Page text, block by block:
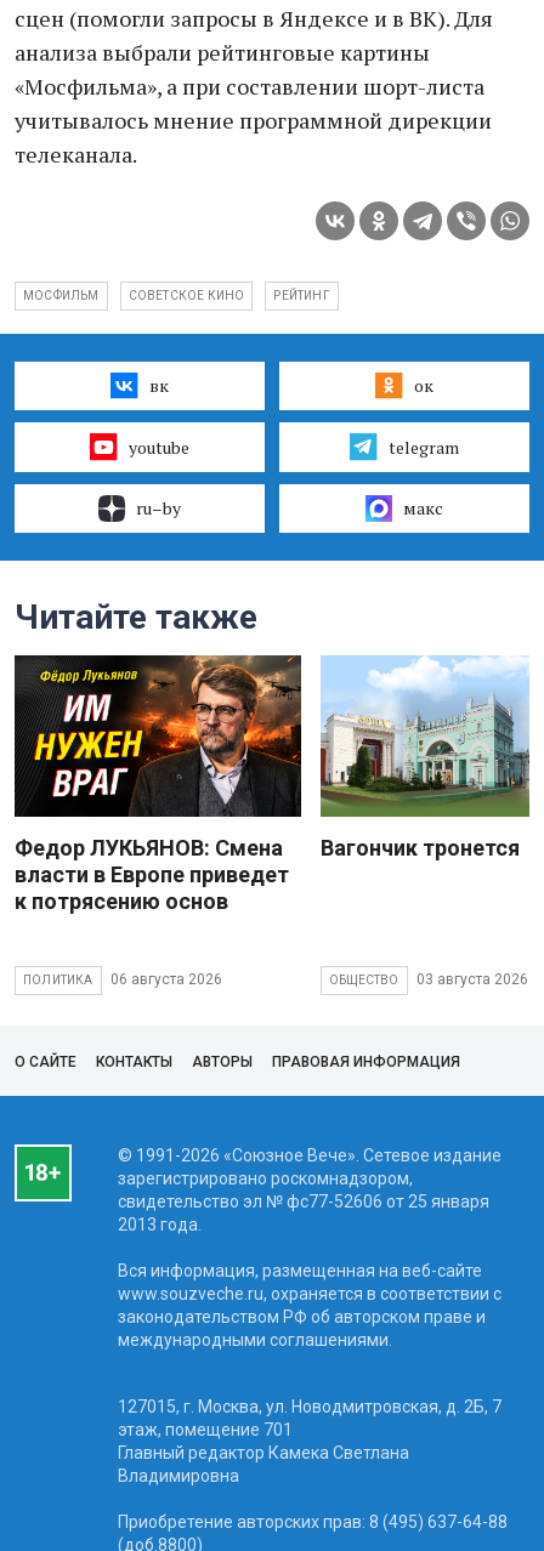
сцен (помогли запросы в Яндексе и в ВК). Для
анализа выбрали рейтинговые картины
«Мосфильма», а при составлении шорт-листа
учитывалось мнение программной дирекции
телеканала.
МОСФИЛЬМ СОВЕТСКОЕ КИНО РЕЙТИНГ
вк ок
youtube telegram
ru–by макс
Читайте также
Федор ЛУКЬЯНОВ: Смена
власти в Европе приведет
к потрясению основ
ПОЛИТИКА 06 августа 2026
Вагончик тронется
ОБЩЕСТВО 03 августа 2026
О САЙТЕ КОНТАКТЫ АВТОРЫ ПРАВОВАЯ ИНФОРМАЦИЯ
© 1991-2026 «Союзное Вече». Сетевое издание
зарегистрировано роскомнадзором,
свидетельство эл № фc77-52606 от 25 января
2013 года.
Вся информация, размещенная на веб-сайте
www.souzveche.ru, охраняется в соответствии с
законодательством РФ об авторском праве и
международными соглашениями.
127015, г. Москва, ул. Новодмитровская, д. 2Б, 7
этаж, помещение 701
Главный редактор Камека Светлана
Владимировна
Приобретение авторских прав: 8 (495) 637-64-88
(доб.8800)